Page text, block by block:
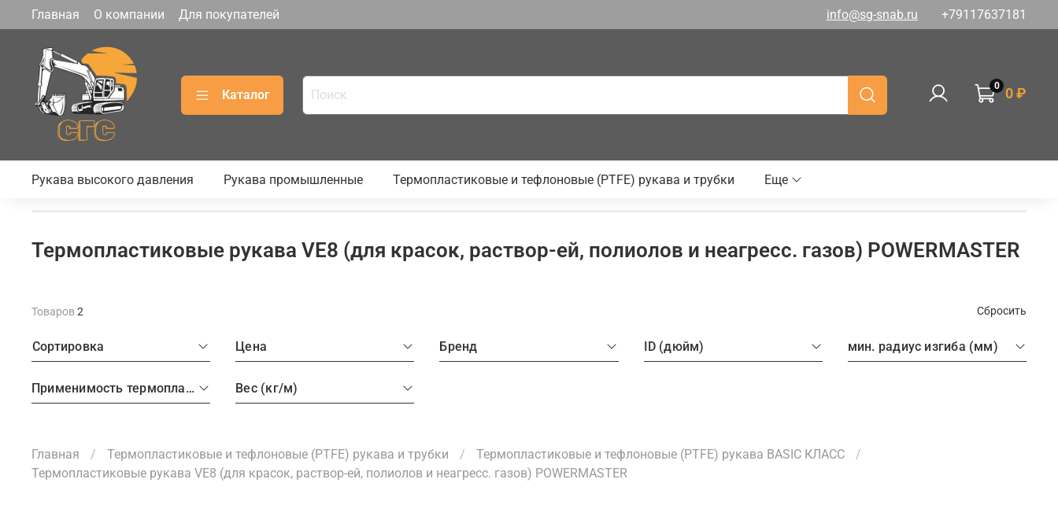
Главная О компании Для покупателей info@sg-snab.ru +79117637181
Каталог
0 0 ₽
Рукава высокого давления Рукава промышленные Термопластиковые и тефлоновые (PTFE) рукава и трубки Еще
Термопластиковые рукава VE8 (для красок, раствор-ей, полиолов и неагресс. газов) POWERMASTER
Товаров 2 Сбросить
Сортировка Цена Бренд ID (дюйм) мин. радиус изгиба (мм)
Применимость термопластика и PTFE Вес (кг/м)
Главная Термопластиковые и тефлоновые (PTFE) рукава и трубки
Термопластиковые и тефлоновые (PTFE) рукава BASIC КЛАСС
Термопластиковые рукава VE8 (для красок, раствор-ей, полиолов и неагресс. газов) POWERMASTER